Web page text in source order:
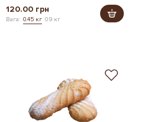
120.00 грн
Вага: 0.45 кг 0.9 кг